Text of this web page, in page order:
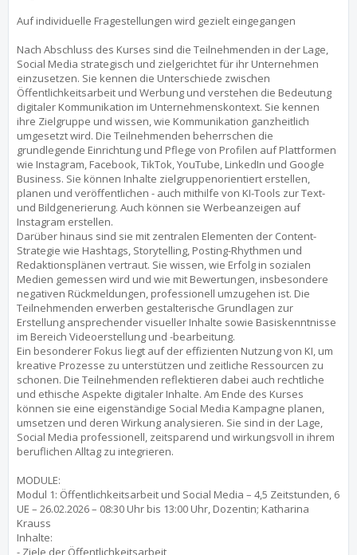
Auf individuelle Fragestellungen wird gezielt eingegangen
Nach Abschluss des Kurses sind die Teilnehmenden in der Lage,
Social Media strategisch und zielgerichtet für ihr Unternehmen
einzusetzen. Sie kennen die Unterschiede zwischen
Öffentlichkeitsarbeit und Werbung und verstehen die Bedeutung
digitaler Kommunikation im Unternehmenskontext. Sie kennen
ihre Zielgruppe und wissen, wie Kommunikation ganzheitlich
umgesetzt wird. Die Teilnehmenden beherrschen die
grundlegende Einrichtung und Pflege von Profilen auf Plattformen
wie Instagram, Facebook, TikTok, YouTube, LinkedIn und Google
Business. Sie können Inhalte zielgruppenorientiert erstellen,
planen und veröffentlichen - auch mithilfe von KI-Tools zur Text-
und Bildgenerierung. Auch können sie Werbeanzeigen auf
Instagram erstellen.
Darüber hinaus sind sie mit zentralen Elementen der Content-
Strategie wie Hashtags, Storytelling, Posting-Rhythmen und
Redaktionsplänen vertraut. Sie wissen, wie Erfolg in sozialen
Medien gemessen wird und wie mit Bewertungen, insbesondere
negativen Rückmeldungen, professionell umzugehen ist. Die
Teilnehmenden erwerben gestalterische Grundlagen zur
Erstellung ansprechender visueller Inhalte sowie Basiskenntnisse
im Bereich Videoerstellung und -bearbeitung.
Ein besonderer Fokus liegt auf der effizienten Nutzung von KI, um
kreative Prozesse zu unterstützen und zeitliche Ressourcen zu
schonen. Die Teilnehmenden reflektieren dabei auch rechtliche
und ethische Aspekte digitaler Inhalte. Am Ende des Kurses
können sie eine eigenständige Social Media Kampagne planen,
umsetzen und deren Wirkung analysieren. Sie sind in der Lage,
Social Media professionell, zeitsparend und wirkungsvoll in ihrem
beruflichen Alltag zu integrieren.
MODULE:
Modul 1: Öffentlichkeitsarbeit und Social Media – 4,5 Zeitstunden, 6
UE – 26.02.2026 – 08:30 Uhr bis 13:00 Uhr, Dozentin; Katharina
Krauss
Inhalte:
- Ziele der Öffentlichkeitsarbeit